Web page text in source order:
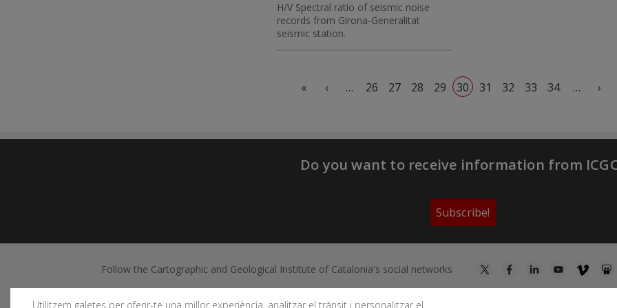
H/V Spectral ratio of seismic noise
records from Girona-Generalitat
seismic station.
« ‹ … 26 27 28 29 30 31 32 33 34 … ›
Utilitzem galetes per oferir-te una millor experiència, analitzar el trànsit i personalitzar el
Do you want to receive information from
Subscribe!
Follow the Cartographic and Geological Institute of Catalonia's social networks